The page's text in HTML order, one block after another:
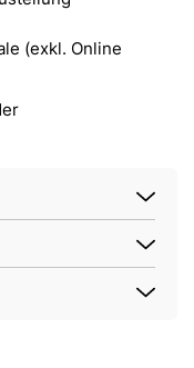
(exkl. Online